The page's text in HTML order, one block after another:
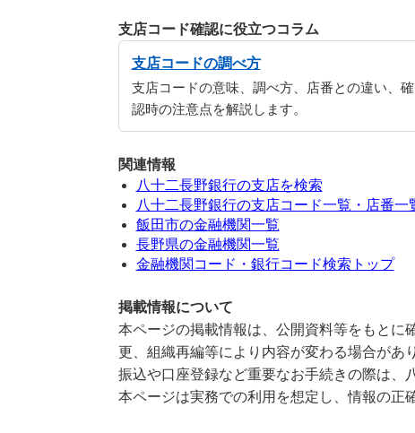
支店コード確認に役立つコラム
支店コードの調べ方
支店コードの意味、調べ方、店番との違い、確
認時の注意点を解説します。
関連情報
八十二長野銀行の支店を検索
八十二長野銀行の支店コード一覧・店番一
飯田市の金融機関一覧
長野県の金融機関一覧
金融機関コード・銀行コード検索トップ
掲載情報について
本ページの掲載情報は、公開資料等をもとに
更、組織再編等により内容が変わる場合があ
振込や口座登録など重要なお手続きの際は、
本ページは実務での利用を想定し、情報の正